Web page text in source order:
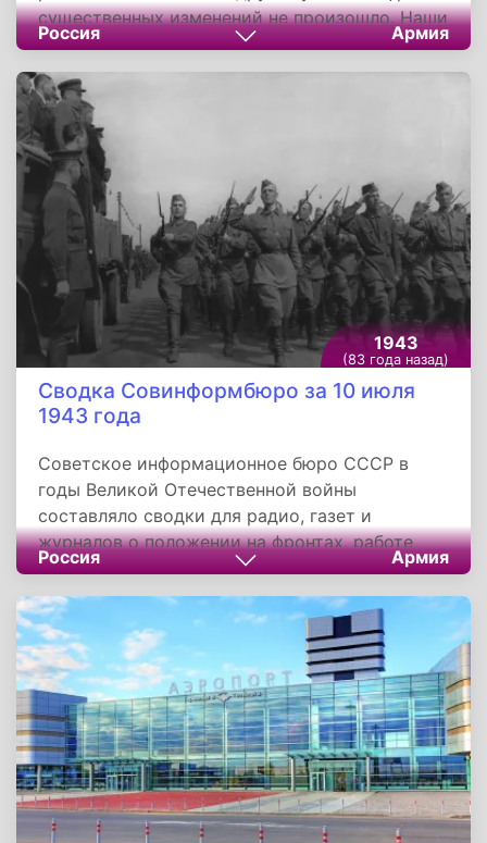
существенных изменений не произошло. Наши
части, действующие западнее Воронежа,
наносят противнику большие потери. На
одном из участков наши бойцы отбили три
атаки немецкого пехотного полка и
уничтожили 7 танков и свыше 500
гитлеровцев. На другом участке советские
танкисты разгромили колонну вражеской
мотопехоты и уничтожили 26 автомашин и
300 немецких солдат и офицеров.
Россия Армия
1943
(83 года назад)
Сводка Совинформбюро за 10 июля
1943 года
Советское информационное бюро СССР в
годы Великой Отечественной войны
составляло сводки для радио, газет и
журналов о положении на фронтах, работе
тыла, о партизанском движении,
информируя...
Россия Армия